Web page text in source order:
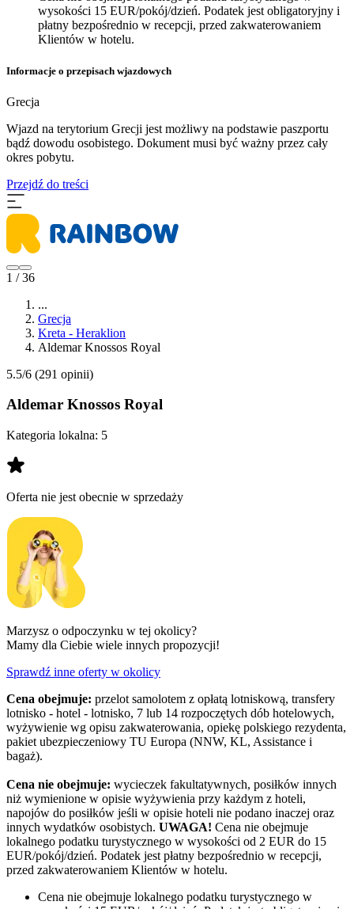
wysokości 15 EUR/pokój/dzień. Podatek jest obligatoryjny i
płatny bezpośrednio w recepcji, przed zakwaterowaniem
Klientów w hotelu.
Informacje o przepisach wjazdowych
Grecja
Wjazd na terytorium Grecji jest możliwy na podstawie paszportu
bądź dowodu osobistego. Dokument musi być ważny przez cały
okres pobytu.
Przejdź do treści
1 / 36
...
Grecja
Kreta - Heraklion
Aldemar Knossos Royal
5.5/6 (291 opinii)
Aldemar Knossos Royal
Kategoria lokalna: 5
Oferta nie jest obecnie w sprzedaży
Marzysz o odpoczynku w tej okolicy?
Mamy dla Ciebie wiele innych propozycji!
Sprawdź inne oferty w okolicy
Cena obejmuje: przelot samolotem z opłatą lotniskową, transfery
lotnisko - hotel - lotnisko, 7 lub 14 rozpoczętych dób hotelowych,
wyżywienie wg opisu zakwaterowania, opiekę polskiego rezydenta,
pakiet ubezpieczeniowy TU Europa (NNW, KL, Assistance i
bagaż).
Cena nie obejmuje: wycieczek fakultatywnych, posiłków innych
niż wymienione w opisie wyżywienia przy każdym z hoteli,
napojów do posiłków jeśli w opisie hoteli nie podano inaczej oraz
innych wydatków osobistych. UWAGA! Cena nie obejmuje
lokalnego podatku turystycznego w wysokości od 2 EUR do 15
EUR/pokój/dzień. Podatek jest płatny bezpośrednio w recepcji,
przed zakwaterowaniem Klientów w hotelu.
Cena nie obejmuje lokalnego podatku turystycznego w